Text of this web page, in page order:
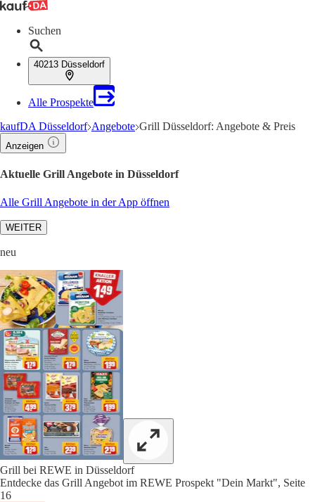
Suchen
40213 Düsseldorf
Alle Prospekte
kaufDA Düsseldorf Angebote Grill Düsseldorf: Angebote & Preis
Anzeigen
Aktuelle Grill Angebote in Düsseldorf
Alle Grill Angebote in der App öffnen
WEITER
neu
Grill bei REWE in Düsseldorf
Entdecke das Grill Angebot im REWE Prospekt "Dein Markt", Seite
16